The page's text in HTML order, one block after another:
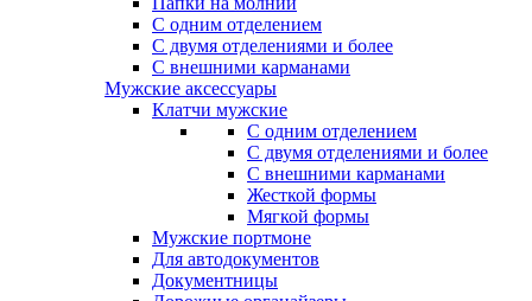
С одним отделением
С двумя отделениями и более
С внешними карманами
Мужские аксессуары
Клатчи мужские
С одним отделением
С двумя отделениями и более
С внешними карманами
Жесткой формы
Мягкой формы
Мужские портмоне
Для автодокументов
Документницы